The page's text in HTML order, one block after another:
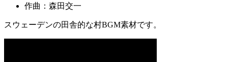
作曲：森田交一
スウェーデンの田舎的な村BGM素材です。